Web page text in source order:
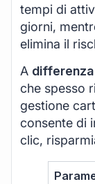
tempi di
giorni,
elimina il
A
che spesso
gestione
consente di
clic,